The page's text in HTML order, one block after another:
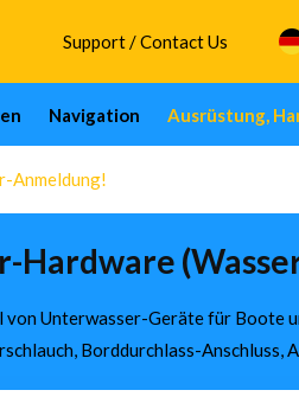
Support / Contact Us
Navigation Ausrüstung,
Anmeldung!
Hardware
Unterwasser-Geräte für Boote
Borddurchlass-Anschluss,